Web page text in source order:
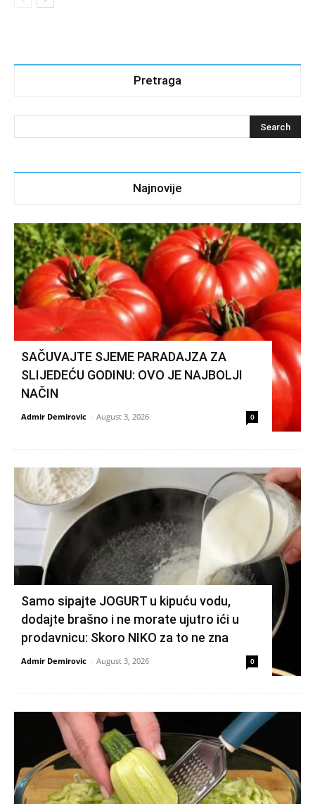
Pretraga
Najnovije
SAČUVAJTE SJEME PARADAJZA ZA
SLIJEDEĆU GODINU: OVO JE NAJBOLJI
NAČIN
Admir Demirovic - August 3, 2026 0
Samo sipajte JOGURT u kipuću vodu,
dodajte brašno i ne morate ujutro ići u
prodavnicu: Skoro NIKO za to ne zna
Admir Demirovic - August 3, 2026 0